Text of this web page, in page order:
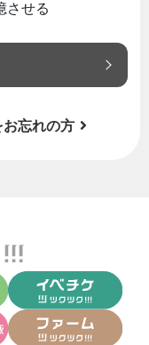
させる
忘れの方